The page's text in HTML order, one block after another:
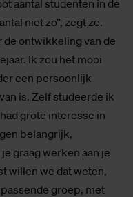
aantal studenten in de
niet zo”, zegt ze.
de ontwikkeling van de
Ik zou het mooi
een persoonlijk
is. Zelf studeerde ik
grote interesse in
belangrijk,
graag werken aan je
willen we dat weten,
groep, met